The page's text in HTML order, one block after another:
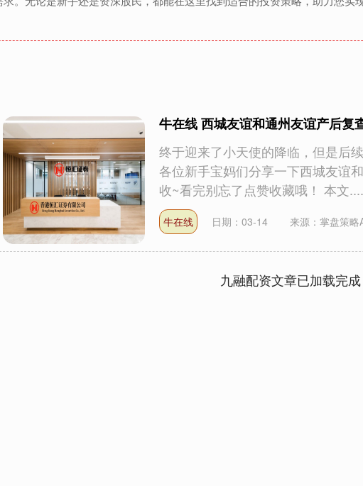
牛在线 西城友谊和通州友谊产后复
终于迎来了小天使的降临，但是后
各位新手宝妈们分享一下西城友谊
收~看完别忘了点赞收藏哦！ 本文....
牛在线 日期：03-14 来源：掌盘策略
九融配资文章已加载完成